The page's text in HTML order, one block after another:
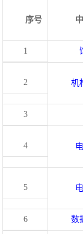
序号
1
2 机
3
4
5
6 数